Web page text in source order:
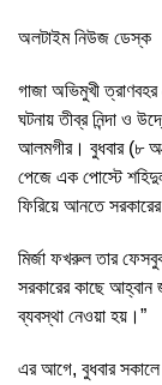
অলটাইম নিউজ ডেস্ক
গাজা অভিমুখী
ঘটনায় তীব্র নিন্দা ও
আলমগীর। বুধবার (৮
পেজে এক পোস্টে
ফিরিয়ে আনতে
মির্জা ফখরুল তার
সরকারের কাছে আহ্বান
ব্যবস্থা নেওয়া হয়।”
এর আগে, বুধবার